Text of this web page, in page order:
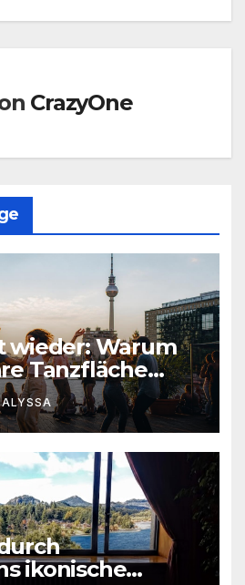
CrazyOne
wieder: Warum
Tanzfläche
entdeckt
ALYSSA
ikonische